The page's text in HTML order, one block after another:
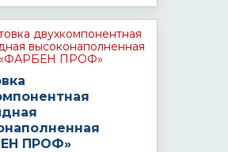
ПРОФ»